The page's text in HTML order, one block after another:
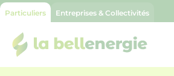
Particuliers Entreprises & Collectivités
la bellenergie